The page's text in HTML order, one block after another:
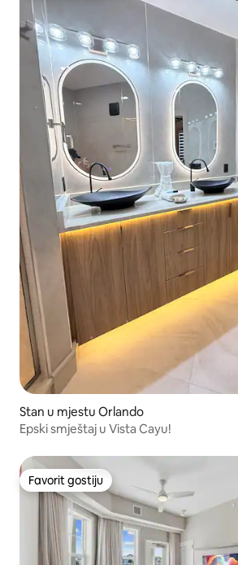
Stan u mjestu Orlando
Epski smještaj u Vista Cayu!
Favorit gostiju
Favorit gostiju